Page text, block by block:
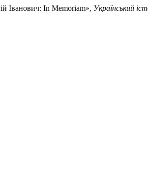
Іванович: In Memoriam», Український